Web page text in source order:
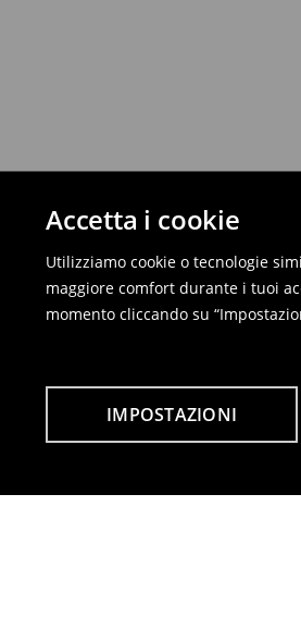
Accetta i cookie
Utilizziamo cookie o tecnologie
maggiore comfort durante i tuoi
momento cliccando su
IMPOSTAZIONI